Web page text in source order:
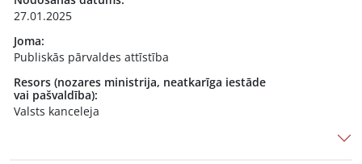
27.01.2025
Joma:
Publiskās pārvaldes attīstība
Resors (nozares ministrija, neatkarīga iestāde
vai pašvaldība):
Valsts kanceleja